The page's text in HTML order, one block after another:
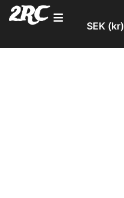
2RC SEK (kr)